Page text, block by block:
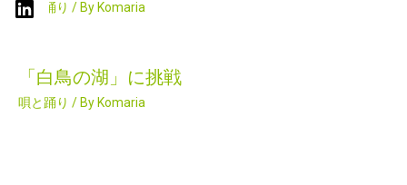
唄と踊り / By Komaria
「白鳥の湖」に挑戦
唄と踊り / By Komaria